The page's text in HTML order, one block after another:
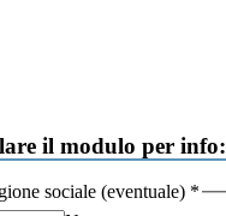
il modulo per info:
sociale (eventuale) *